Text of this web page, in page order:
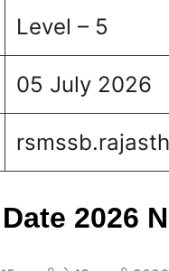
Level – 5
05 July 2026
2026